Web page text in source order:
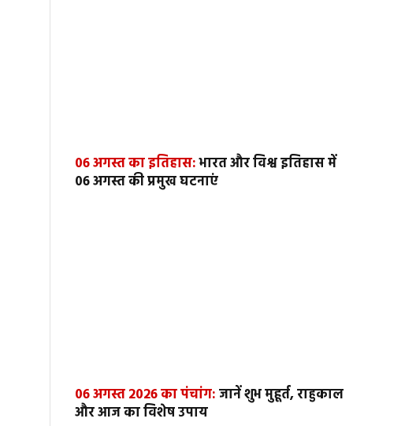
06 अगस्त का इतिहास:भारत और विश्व इतिहास में
06 अगस्त की प्रमुख घटनाएं
06 अगस्त 2026 का पंचांग:जानें शुभ मुहूर्त, राहुकाल
और आज का विशेष उपाय